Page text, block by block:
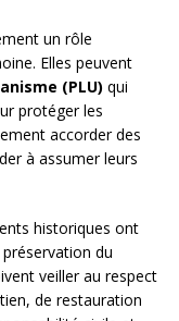
un rôle
Elles peuvent
(PLU) qui
protéger les
accorder des
à assumer leurs
historiques ont
du
veiller au respect
de restauration